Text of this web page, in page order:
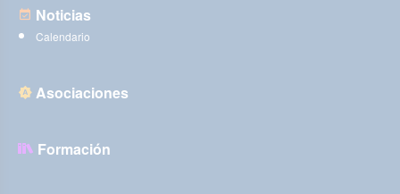
Noticias
Calendario
Asociaciones
Formación